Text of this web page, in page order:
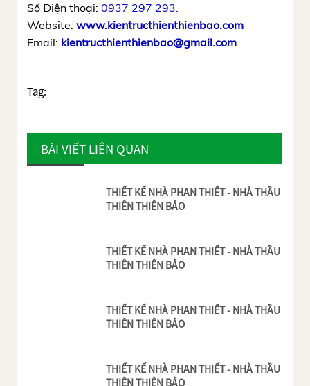
Số Điện thoại: 0937 297 293.
Website: www.kientructhienthienbao.com
Email: kientructhienthienbao@gmail.com
Tag:
BÀI VIẾT LIÊN QUAN
THIẾT KẾ NHÀ PHAN THIẾT - NHÀ THẦU
THIÊN THIÊN BẢO
THIẾT KẾ NHÀ PHAN THIẾT - NHÀ THẦU
THIÊN THIÊN BẢO
THIẾT KẾ NHÀ PHAN THIẾT - NHÀ THẦU
THIÊN THIÊN BẢO
THIẾT KẾ NHÀ PHAN THIẾT - NHÀ THẦU
THIÊN THIÊN BẢO